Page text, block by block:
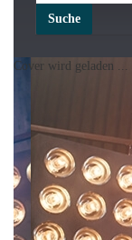
Suche
Cover wird geladen ...